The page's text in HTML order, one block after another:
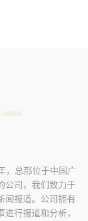
，总部位于中国广
公司，我们致力于
闻报道。公司拥有
行报道和分析，